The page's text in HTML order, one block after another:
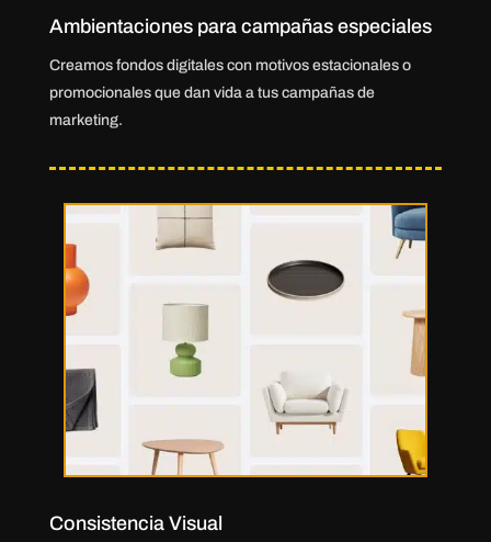
Ambientaciones para campañas especiales
Creamos fondos digitales con motivos estacionales o
promocionales que dan vida a tus campañas de
marketing.
Consistencia Visual